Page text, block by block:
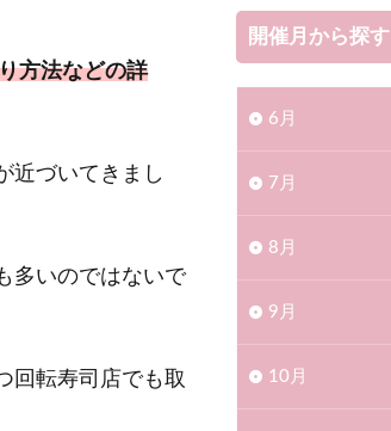
方法などの詳
近づいてきまし
多いのではないで
回転寿司店でも取
開催月から探す
6月
7月
8月
9月
10月